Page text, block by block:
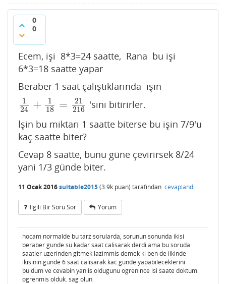
0
0
Ecem, işi 8*3=24 saatte, Rana bu işi
6*3=18 saatte yapar
Beraber 1 saat çalıştıklarında işin
1
24 +
1
18
=
21
216
124 +1 18= 21 216 'sını bitirirler.
İşin bu miktarı 1 saatte biterse bu işin 7/9'u
kaç saatte biter?
Cevap 8 saatte, bunu güne çevirirsek 8/24
yani 1/3 günde biter.
11 Ocak 2016suitable2015(3.9k puan) tarafından cevaplandı
Ilgili Bir Soru Sor Yorum
hocam normalde bu tarz sorularda, sorunun sonunda ikisi
beraber gunde su kadar saat calisarak derdi ama bu soruda
saatler uzerinden gitmek lazimmis demek ki ben de ilkinde
ikisinin gunde 6 saat calisarak kac gunde yapabileceklerini
buldum ve cevabin yanlis oldugunu ogrenince isi saate doktum.
ogrenmis olduk. sag olun.